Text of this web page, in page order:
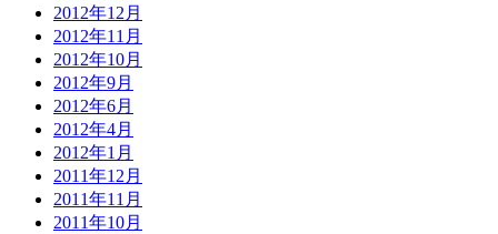
2012年12月
2012年11月
2012年10月
2012年9月
2012年6月
2012年4月
2012年1月
2011年12月
2011年11月
2011年10月